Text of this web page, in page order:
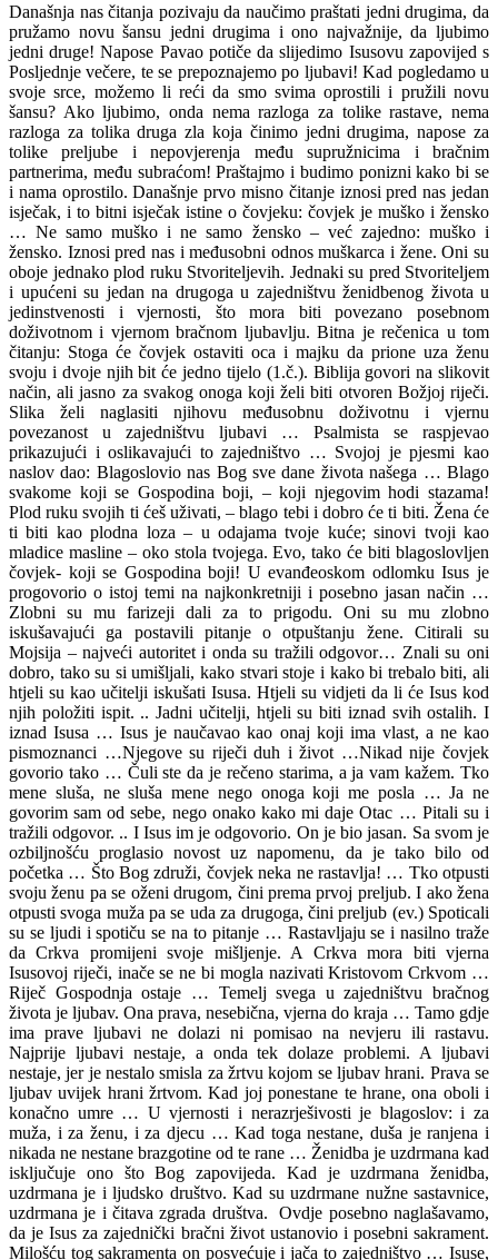
Današnja nas čitanja pozivaju da naučimo praštati jedni drugima, da
pružamo novu šansu jedni drugima i ono najvažnije, da ljubimo
jedni druge! Napose Pavao potiče da slijedimo Isusovu zapovijed s
Posljednje večere, te se prepoznajemo po ljubavi! Kad pogledamo u
svoje srce, možemo li reći da smo svima oprostili i pružili novu
šansu? Ako ljubimo, onda nema razloga za tolike rastave, nema
razloga za tolika druga zla koja činimo jedni drugima, napose za
tolike preljube i nepovjerenja među supružnicima i bračnim
partnerima, među subraćom! Praštajmo i budimo ponizni kako bi se
i nama oprostilo. Današnje prvo misno čitanje iznosi pred nas jedan
isječak, i to bitni isječak istine o čovjeku: čovjek je muško i žensko
… Ne samo muško i ne samo žensko – već zajedno: muško i
žensko. Iznosi pred nas i međusobni odnos muškarca i žene. Oni su
oboje jednako plod ruku Stvoriteljevih. Jednaki su pred Stvoriteljem
i upućeni su jedan na drugoga u zajedništvu ženidbenog života u
jedinstvenosti i vjernosti, što mora biti povezano posebnom
doživotnom i vjernom bračnom ljubavlju. Bitna je rečenica u tom
čitanju: Stoga će čovjek ostaviti oca i majku da prione uza ženu
svoju i dvoje njih bit će jedno tijelo (1.č.). Biblija govori na slikovit
način, ali jasno za svakog onoga koji želi biti otvoren Božjoj riječi.
Slika želi naglasiti njihovu međusobnu doživotnu i vjernu
povezanost u zajedništvu ljubavi … Psalmista se raspjevao
prikazujući i oslikavajući to zajedništvo … Svojoj je pjesmi kao
naslov dao: Blagoslovio nas Bog sve dane života našega … Blago
svakome koji se Gospodina boji, – koji njegovim hodi stazama!
Plod ruku svojih ti ćeš uživati, – blago tebi i dobro će ti biti. Žena će
ti biti kao plodna loza – u odajama tvoje kuće; sinovi tvoji kao
mladice masline – oko stola tvojega. Evo, tako će biti blagoslovljen
čovjek- koji se Gospodina boji! U evanđeoskom odlomku Isus je
progovorio o istoj temi na najkonkretniji i posebno jasan način …
Zlobni su mu farizeji dali za to prigodu. Oni su mu zlobno
iskušavajući ga postavili pitanje o otpuštanju žene. Citirali su
Mojsija – najveći autoritet i onda su tražili odgovor… Znali su oni
dobro, tako su si umišljali, kako stvari stoje i kako bi trebalo biti, ali
htjeli su kao učitelji iskušati Isusa. Htjeli su vidjeti da li će Isus kod
njih položiti ispit. .. Jadni učitelji, htjeli su biti iznad svih ostalih. I
iznad Isusa … Isus je naučavao kao onaj koji ima vlast, a ne kao
pismoznanci …Njegove su riječi duh i život …Nikad nije čovjek
govorio tako … Čuli ste da je rečeno starima, a ja vam kažem. Tko
mene sluša, ne sluša mene nego onoga koji me posla … Ja ne
govorim sam od sebe, nego onako kako mi daje Otac … Pitali su i
tražili odgovor. .. I Isus im je odgovorio. On je bio jasan. Sa svom je
ozbiljnošću proglasio novost uz napomenu, da je tako bilo od
početka … Što Bog združi, čovjek neka ne rastavlja! … Tko otpusti
svoju ženu pa se oženi drugom, čini prema prvoj preljub. I ako žena
otpusti svoga muža pa se uda za drugoga, čini preljub (ev.) Spoticali
su se ljudi i spotiču se na to pitanje … Rastavljaju se i nasilno traže
da Crkva promijeni svoje mišljenje. A Crkva mora biti vjerna
Isusovoj riječi, inače se ne bi mogla nazivati Kristovom Crkvom …
Riječ Gospodnja ostaje … Temelj svega u zajedništvu bračnog
života je ljubav. Ona prava, nesebična, vjerna do kraja … Tamo gdje
ima prave ljubavi ne dolazi ni pomisao na nevjeru ili rastavu.
Najprije ljubavi nestaje, a onda tek dolaze problemi. A ljubavi
nestaje, jer je nestalo smisla za žrtvu kojom se ljubav hrani. Prava se
ljubav uvijek hrani žrtvom. Kad joj ponestane te hrane, ona oboli i
konačno umre … U vjernosti i nerazrješivosti je blagoslov: i za
muža, i za ženu, i za djecu … Kad toga nestane, duša je ranjena i
nikada ne nestane brazgotine od te rane … Ženidba je uzdrmana kad
isključuje ono što Bog zapovijeda. Kad je uzdrmana ženidba,
uzdrmana je i ljudsko društvo. Kad su uzdrmane nužne sastavnice,
uzdrmana je i čitava zgrada društva. Ovdje posebno naglašavamo,
da je Isus za zajednički bračni život ustanovio i posebni sakrament.
Milošću tog sakramenta on posvećuje i jača to zajedništvo … Isuse,